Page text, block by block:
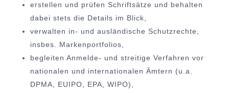
erstellen und prüfen Schriftsätze und behalten
dabei stets die Details im Blick,
verwalten in- und ausländische Schutzrechte,
insbes. Markenportfolios,
begleiten Anmelde- und streitige Verfahren vor
nationalen und internationalen Ämtern (u.a.
DPMA, EUIPO, EPA, WIPO),